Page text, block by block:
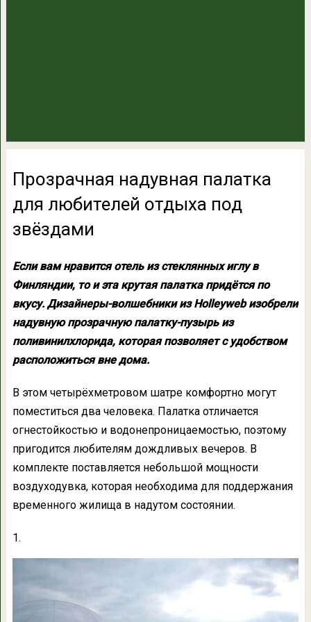
Прозрачная надувная палатка
для любителей отдыха под
звёздами
Если вам нравится отель из стеклянных иглу в
Финляндии, то и эта крутая палатка придётся по
вкусу. Дизайнеры-волшебники из Holleyweb изобрели
надувную прозрачную палатку-пузырь из
поливинилхлорида, которая позволяет с удобством
расположиться вне дома.
В этом четырёхметровом шатре комфортно могут
поместиться два человека. Палатка отличается
огнестойкостью и водонепроницаемостью, поэтому
пригодится любителям дождливых вечеров. В
комплекте поставляется небольшой мощности
воздуходувка, которая необходима для поддержания
временного жилища в надутом состоянии.
1.